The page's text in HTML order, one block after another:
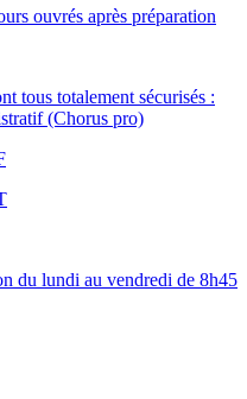
ouvrés après préparation
tous totalement sécurisés :
(Chorus pro)
du lundi au vendredi de 8h45